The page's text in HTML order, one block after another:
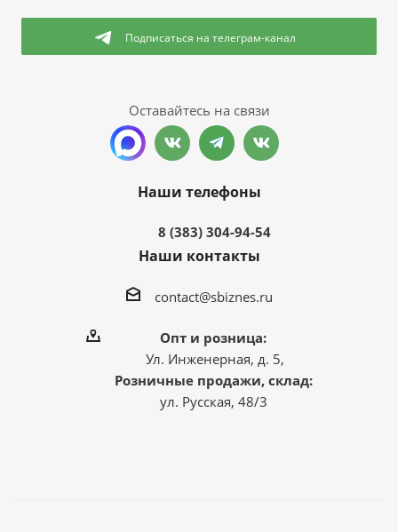
Подписаться на телеграм-канал
Оставайтесь на связи
Наши телефоны
8 (383) 304-94-54
Наши контакты
contact@sbiznes.ru
Опт и розница:
Ул. Инженерная, д. 5,
Розничные продажи, склад:
ул. Русская, 48/3